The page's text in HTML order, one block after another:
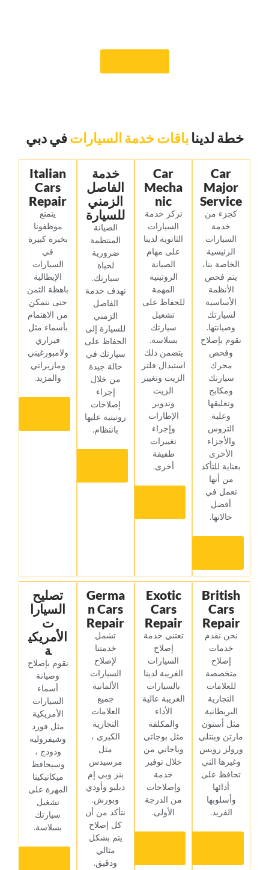
‏خطة لدينا‏ ‏باقات خدمة السيارات‏‏في دبي‏
Car
Major
Service
‏كجزء من
خدمة
السيارات
الرئيسية
الخاصة بنا،
يتم فحص
الأنظمة
الأساسية
لسيارتك
وصيانتها.
نقوم بإصلاح
وفحص
محرك
سيارتك
ومكابح
وتعليقها
وعلبة
التروس
والأجزاء
الأخرى
بعناية للتأكد
من أنها
تعمل في
أفضل
حالاتها.‏
Car
Mecha
nic
‏تركز خدمة
السيارات
الثانوية لدينا
على مهام
الصيانة
الروتينية
المهمة
للحفاظ على
تشغيل
سيارتك
بسلاسة.
يتضمن ذلك
استبدال فلتر
الزيت وتغيير
الزيت
وتدوير
الإطارات
وإجراء
تغييرات
طفيفة
أخرى.‏
‏خدمة
الفاصل
الزمني
للسيارة‏
‏الصيانة
المنتظمة
ضرورية
لحياة
سيارتك.
تهدف خدمة
الفاصل
الزمني
للسيارة إلى
الحفاظ على
سيارتك في
حالة جيدة
من خلال
إجراء
إصلاحات
روتينية عليها
بانتظام.‏
Italian
Cars
Repair
‏يتمتع
موظفونا
بخبرة كبيرة
في
السيارات
الإيطالية
باهظة الثمن
حتى نتمكن
من الاهتمام
بأسماء مثل
فيراري
ولامبورغيني
ومازيراتي
والمزيد.‏
British
Cars
Repair
‏نحن نقدم
خدمات
إصلاح
متخصصة
للعلامات
التجارية
البريطانية
مثل أستون
مارتن وبنتلي
ورولز رويس
وغيرها التي
تحافظ على
أدائها
وأسلوبها
الفريد.‏
Exotic
Cars
Repair
‏تعتني خدمة
إصلاح
السيارات
الغريبة لدينا
بالسيارات
الغريبة عالية
الأداء
والمكلفة
مثل بوجاتي
وباجاني من
خلال توفير
خدمة
وإصلاحات
من الدرجة
الأولى.‏
Germa
n Cars
Repair
‏تشمل
خدمتنا
لإصلاح
السيارات
الألمانية
جميع
العلامات
التجارية
الكبرى ،
مثل
مرسيدس
بنز وبي إم
دبليو وأودي
وبورش.
نتأكد من أن
كل إصلاح
يتم بشكل
مثالي
ودقيق.‏
‏تصليح
السيارا
ت
الأمريكي
ة‏
‏نقوم بإصلاح
وصيانة
أسماء
السيارات
الأمريكية
مثل فورد
وشيفروليه
ودودج ،
وسيحافظ
ميكانيكينا
المهرة على
تشغيل
سيارتك
بسلاسة.‏